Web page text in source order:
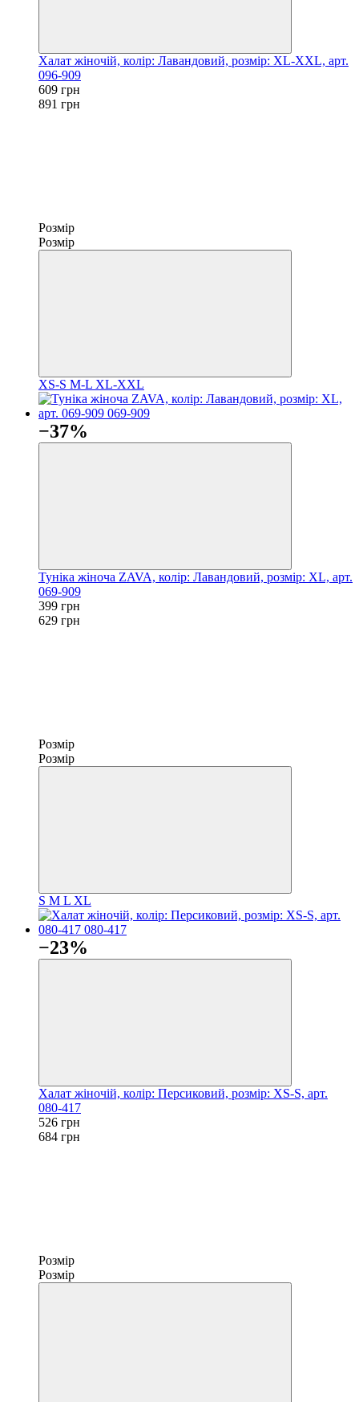
Халат жіночій, колір: Лавандовий, розмір: XL-XXL, арт.
096-909
609 грн
891 грн
Розмір
Розмір
XS-S M-L XL-XXL
−37%
Туніка жіноча ZAVA, колір: Лавандовий, розмір: XL, арт.
069-909
399 грн
629 грн
Розмір
Розмір
S M L XL
−23%
Халат жіночій, колір: Персиковий, розмір: XS-S, арт.
080-417
526 грн
684 грн
Розмір
Розмір